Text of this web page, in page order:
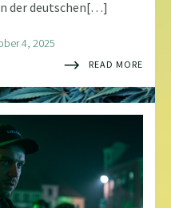
der deutschen[…]
4, 2025
READ MORE